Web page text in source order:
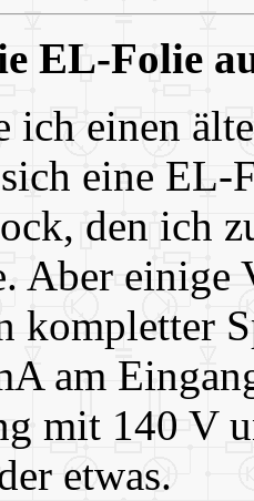
EL-Folie
ich einen
eine EL-
den ich
Aber einige
kompletter
am
mit 140 V
etwas.